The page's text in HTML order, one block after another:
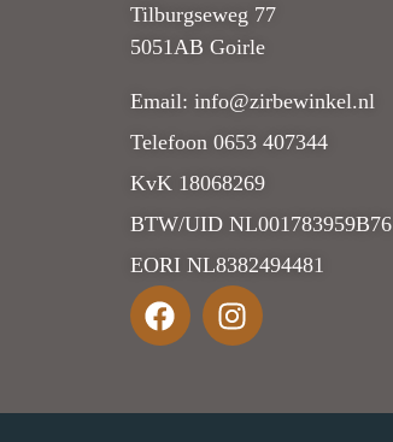
Tilburgseweg 77
5051AB Goirle
Email: info@zirbewinkel.nl
Telefoon 0653 407344
KvK 18068269
BTW/UID NL001783959B76
EORI NL8382494481